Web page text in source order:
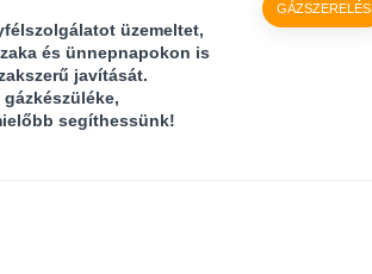
üzemeltet,
és ünnepnapokon is
javítását.
segíthessünk!
GÁZSZERELÉS